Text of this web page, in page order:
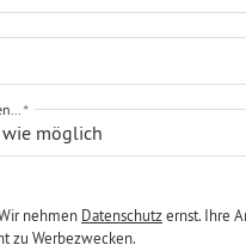
möglich
nehmen Datenschutzernst. Ihre
zu Werbezwecken.